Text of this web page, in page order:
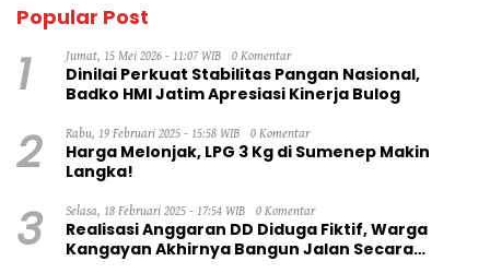
Popular Post
1 Jumat, 15 Mei 2026 - 11:07 WIB 0 Komentar
Dinilai Perkuat Stabilitas Pangan Nasional,
Badko HMI Jatim Apresiasi Kinerja Bulog
2 Rabu, 19 Februari 2025 - 15:58 WIB 0 Komentar
Harga Melonjak, LPG 3 Kg di Sumenep Makin
Langka!
3 Selasa, 18 Februari 2025 - 17:54 WIB 0 Komentar
Realisasi Anggaran DD Diduga Fiktif, Warga
Kangayan Akhirnya Bangun Jalan Secara